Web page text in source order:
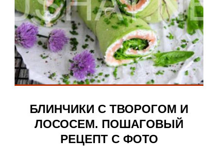
БЛИНЧИКИ С ТВОРОГОМ И
ЛОСОСЕМ. ПОШАГОВЫЙ
РЕЦЕПТ С ФОТО